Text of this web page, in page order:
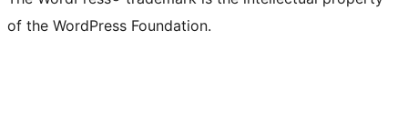
of the WordPress Foundation.